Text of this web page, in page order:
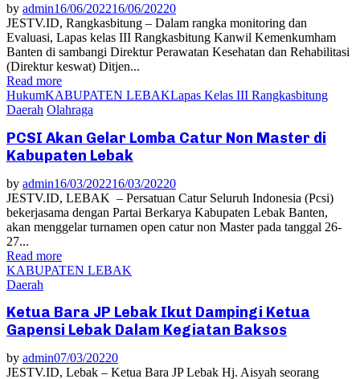
by admin16/06/202216/06/20220
JESTV.ID, Rangkasbitung – Dalam rangka monitoring dan
Evaluasi, Lapas kelas III Rangkasbitung Kanwil Kemenkumham
Banten di sambangi Direktur Perawatan Kesehatan dan Rehabilitasi
(Direktur keswat) Ditjen...
Read more
HukumKABUPATEN LEBAKLapas Kelas III Rangkasbitung
Daerah Olahraga
PCSI Akan Gelar Lomba Catur Non Master di
Kabupaten Lebak
by admin16/03/202216/03/20220
JESTV.ID, LEBAK – Persatuan Catur Seluruh Indonesia (Pcsi)
bekerjasama dengan Partai Berkarya Kabupaten Lebak Banten,
akan menggelar turnamen open catur non Master pada tanggal 26-
27...
Read more
KABUPATEN LEBAK
Daerah
Ketua Bara JP Lebak Ikut Dampingi Ketua
Gapensi Lebak Dalam Kegiatan Baksos
by admin07/03/20220
JESTV.ID, Lebak – Ketua Bara JP Lebak Hj. Aisyah seorang